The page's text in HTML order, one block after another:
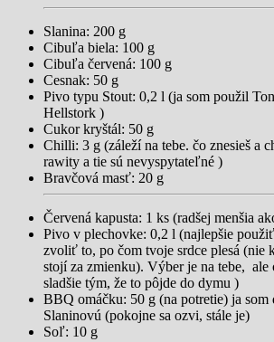
Slanina: 200 g
Cibuľa biela: 100 g
Cibuľa červená: 100 g
Cesnak: 50 g
Pivo typu Stout: 0,2 l (ja som použil
Hellstork )
Cukor kryštál: 50 g
Chilli: 3 g (záleží na tebe. čo znesieš a
rawity a tie sú nevyspytateľné )
Bravčová masť: 20 g
Červená kapusta: 1 ks (radšej menšia
Pivo v plechovke: 0,2 l (najlepšie
zvoliť to, po čom tvoje srdce plesá (nie
stojí za zmienku). Výber je na tebe, ale
sladšie tým, že to pôjde do dymu )
BBQ omáčku: 50 g (na potretie) ja som
Slaninovú (pokojne sa ozvi, stále je)
Soľ: 10 g